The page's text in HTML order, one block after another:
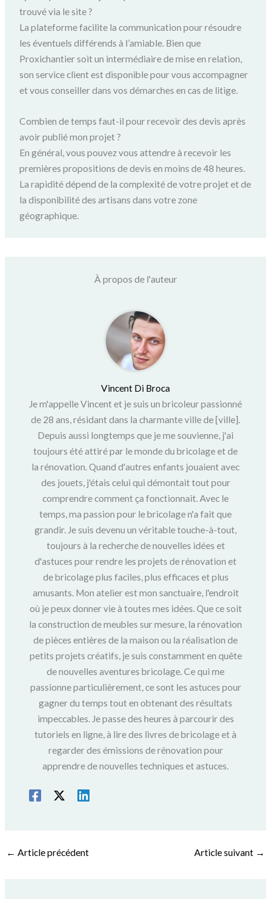
trouvé via le site ?
La plateforme facilite la communication pour résoudre
les éventuels différends à l’amiable. Bien que
Proxichantier soit un intermédiaire de mise en relation,
son service client est disponible pour vous accompagner
et vous conseiller dans vos démarches en cas de litige.
Combien de temps faut-il pour recevoir des devis après
avoir publié mon projet ?
En général, vous pouvez vous attendre à recevoir les
premières propositions de devis en moins de 48 heures.
La rapidité dépend de la complexité de votre projet et de
la disponibilité des artisans dans votre zone
géographique.
À propos de l'auteur
Vincent Di Broca
Je m'appelle Vincent et je suis un bricoleur passionné
de 28 ans, résidant dans la charmante ville de [ville].
Depuis aussi longtemps que je me souvienne, j'ai
toujours été attiré par le monde du bricolage et de
la rénovation. Quand d'autres enfants jouaient avec
des jouets, j'étais celui qui démontait tout pour
comprendre comment ça fonctionnait. Avec le
temps, ma passion pour le bricolage n'a fait que
grandir. Je suis devenu un véritable touche-à-tout,
toujours à la recherche de nouvelles idées et
d'astuces pour rendre les projets de rénovation et
de bricolage plus faciles, plus efficaces et plus
amusants. Mon atelier est mon sanctuaire, l'endroit
où je peux donner vie à toutes mes idées. Que ce soit
la construction de meubles sur mesure, la rénovation
de pièces entières de la maison ou la réalisation de
petits projets créatifs, je suis constamment en quête
de nouvelles aventures bricolage. Ce qui me
passionne particulièrement, ce sont les astuces pour
gagner du temps tout en obtenant des résultats
impeccables. Je passe des heures à parcourir des
tutoriels en ligne, à lire des livres de bricolage et à
regarder des émissions de rénovation pour
apprendre de nouvelles techniques et astuces.
← Article précédent Article suivant →